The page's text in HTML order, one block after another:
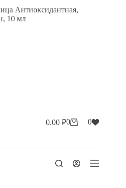
Антиоксидантная,
10 мл
Корзина
0.00₽0 0